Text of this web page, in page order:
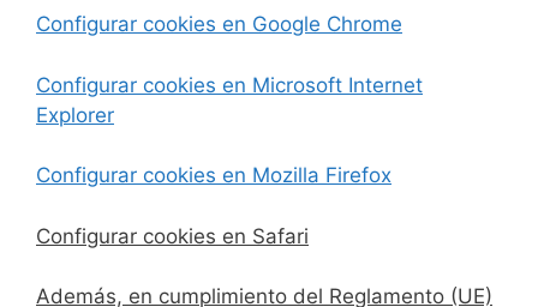
Configurar cookies en Google Chrome
Configurar cookies en Microsoft Internet
Explorer
Configurar cookies en Mozilla Firefox
Configurar cookies en Safari
Además, en cumplimiento del Reglamento (UE)